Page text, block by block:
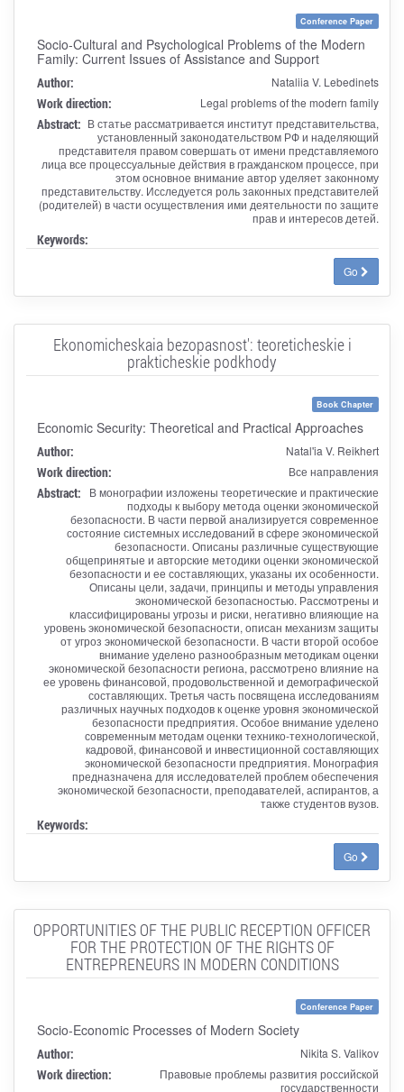
Conference Paper
Socio-Cultural and Psychological Problems of the Modern
Family: Current Issues of Assistance and Support
Author: Nataliia V. Lebedinets
Work direction: Legal problems of the modern family
Abstract: В статье рассматривается институт представительства,
установленный законодательством РФ и наделяющий
представителя правом совершать от имени представляемого
лица все процессуальные действия в гражданском процессе, при
этом основное внимание автор уделяет законному
представительству. Исследуется роль законных представителей
(родителей) в части осуществления ими деятельности по защите
прав и интересов детей.
Keywords:
Go
Ekonomicheskaia bezopasnost': teoreticheskie i
prakticheskie podkhody
Book Chapter
Economic Security: Theoretical and Practical Approaches
Author: Natal'ia V. Reikhert
Work direction: Все направления
Abstract:
В монографии изложены теоретические и практические
подходы к выбору метода оценки экономической
безопасности. В части первой анализируется современное
состояние системных исследований в сфере экономической
безопасности. Описаны различные существующие
общепринятые и авторские методики оценки экономической
безопасности и ее составляющих, указаны их особенности.
Описаны цели, задачи, принципы и методы управления
экономической безопасностью. Рассмотрены и
классифицированы угрозы и риски, негативно влияющие на
уровень экономической безопасности, описан механизм защиты
от угроз экономической безопасности. В части второй особое
внимание уделено разнообразным методикам оценки
экономической безопасности региона, рассмотрено влияние на
ее уровень финансовой, продовольственной и демографической
составляющих. Третья часть посвящена исследованиям
различных научных подходов к оценке уровня экономической
безопасности предприятия. Особое внимание уделено
современным методам оценки технико-технологической,
кадровой, финансовой и инвестиционной составляющих
экономической безопасности предприятия. Монография
предназначена для исследователей проблем обеспечения
экономической безопасности, преподавателей, аспирантов, а
также студентов вузов.
Keywords:
Go
OPPORTUNITIES OF THE PUBLIC RECEPTION OFFICER
FOR THE PROTECTION OF THE RIGHTS OF
ENTREPRENEURS IN MODERN CONDITIONS
Conference Paper
Socio-Economic Processes of Modern Society
Author: Nikita S. Valikov
Work direction:
Правовые проблемы развития российской
государственности